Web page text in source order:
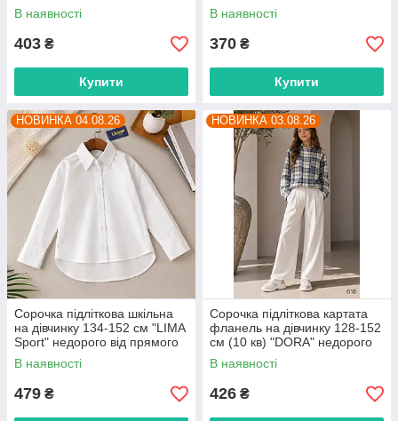
недорого від прямого
постачальника
В наявності
403 ₴
Купити
недорого від прямого
постачальника
В наявності
370 ₴
Купити
НОВИНКА 04.08.26
Сорочка підліткова шкільна
на дівчинку 134-152 см "LIMA
Sport" недорого від прямого
постачальника
В наявності
479 ₴
НОВИНКА 03.08.26
Сорочка підліткова картата
фланель на дівчинку 128-152
см (10 кв) "DORA" недорого
від прямого постачальника
В наявності
426 ₴